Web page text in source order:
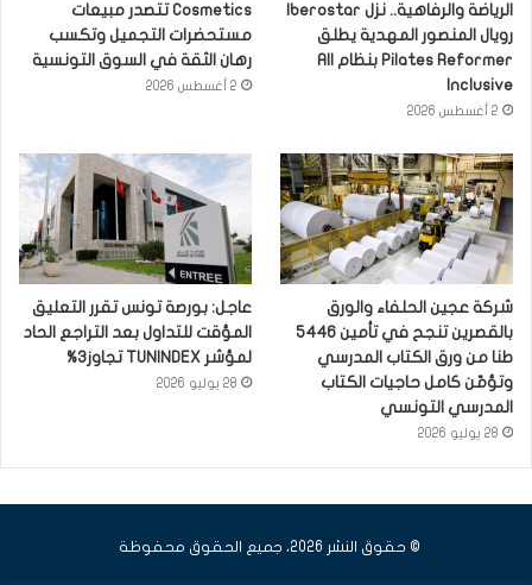
رويال المنصور المهدية يطلق
Pilates Reformer بنظام All
Inclusive
2 أغسطس 2026
Cosmetics تتصدر مبيعات
مستحضرات التجميل وتكسب
رهان الثقة في السوق التونسية
2 أغسطس 2026
شركة عجين الحلفاء والورق
بالقصرين تنجح في تأمين 5446
طنا من ورق الكتاب المدرسي
وتؤمّن كامل حاجيات الكتاب
المدرسي التونسي
28 يوليو 2026
عاجل: بورصة تونس تقرر التعليق
المؤقت للتداول بعد التراجع الحاد
لمؤشر TUNINDEX تجاوز3%
28 يوليو 2026
© حقوق النشر 2026، جميع الحقوق محفوظة